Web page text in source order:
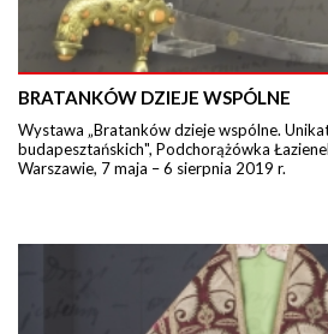
BRATANKÓW DZIEJE WSPÓLNE
Wystawa „Bratanków dzieje wspólne.
budapesztańskich", Podchorążówka
Warszawie, 7 maja – 6 sierpnia 2019 r.